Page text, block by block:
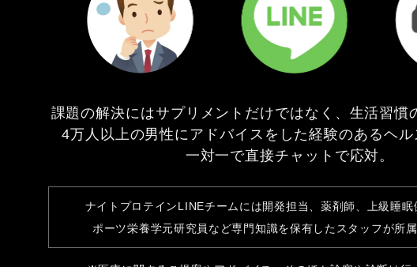
課題の解決にはサプリメントだけではなく、生活習慣
4万人以上の男性にアドバイスをした経験のあるヘ
一対一で直接チャットで応対。
ナイトプロテインLINEチームには開発担当、薬剤師、上級睡眠
ポーツ栄養学元研究員など専門知識を保有したスタッフが所属